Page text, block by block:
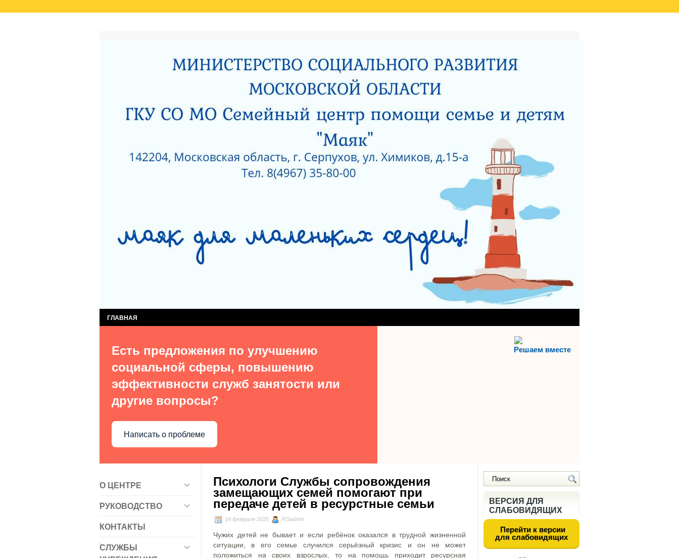
РОДИТЕЛЯМ О ПОЗИТИВНОМ МЫШЛЕНИИ РОДИТЕЛЯМ О ПОЗИТИВНОМ МЫШЛЕНИИ
АКТ ПРОВЕРКИ СЕРПУХОВСКОЙ ГОРОДСКОЙ ПРОКУРАТУРЫ САНИТАРНО — ЭПИДЕМИОЛОГИЧЕСКОЕ ЗАКЛЮЧЕНИЕ ВИДЕО
ПОЛОЖЕНИЕ О ПОПЕЧИТЕЛЬСКОМ СОВЕТЕ ПРИ ГКУСО МО «СЕРПУХОВСКИЙ ГОРОДСКОЙ СОЦИАЛЬНО-РЕАБИЛИТАЦИОННЫЙ ЦЕНТР ДЛЯ
ЗИМНИЕ ЗАБАВЫ ЧТО НУЖНО ЗНАТЬ О КОРРУПЦИИ ЛИЦЕНЗИЯ НА ОСУЩЕСТВЛЕНИЕ МЕДИЦИНСКОЙ ДЕЯТЕЛЬНОСТИ
КАК ЗАЩИТИТЬ РЕБЕНКА ОТ ПАДЕНИЯ ИЗ ОКНА? КАК ЗАЩИТИТЬ РЕБЕНКА ОТ ПАДЕНИЯ ИЗ ОКНА?
ЧТО НУЖНО ЗНАТЬ О КОРРУПЦИИ?
НЕЗАВИСИМАЯ ОЦЕНКА КАЧЕСТВА РАБОТЫ УЧРЕЖДЕНИЙ СОЦИАЛЬНОГО ОБСЛУЖИВАНИЯ, ПОДВЕДОМСТВЕННЫХ МИНИСТЕРСТВУ СОЦИАЛЬНОГО
ДОРОЖНАЯ КАРТА «ПО УЛУЧШЕНИЮ ОКАЗАНИЯ СОЦИАЛЬНЫХ УСЛУГ ПО РЕЗУЛЬТАТАМ НЕЗАВИСИМОЙ ОЦЕНКИ КАЧЕСТВА РАБОТЫ ГКУСО МО
«СЕРПУХОВСКИЙ ГОРОДСКОЙ СОЦИАЛЬНО-РЕАБИЛИТАЦИОННЫЙ ЦЕНТР ДЛЯ НЕСОВЕРШЕННОЛЕТНИХ» (2015 ГОД)
ЗАЩИТА ПРАВ ДЕТЕЙ
ПОРЯДОК ПОДАЧИ ОБРАЩЕНИЯ
СЛУЖБА КОМПЛЕКСНОЙ ПОМОЩИ ДЕТЯМ СЛУЖБА СОПРОВОЖДЕНИЯ ЗАМЕЩАЮЩИХ СЕМЕЙ #15513 (БЕЗ НАЗВАНИЯ)
СЛУЖБА ПОСТИНТЕРНАТНОГО СОПРОВОЖДЕНИЯ ВЫПУСКНИКОВ ИЗ ЧИСЛА ДЕТЕЙ-СИРОТ УЧАСТКОВАЯ СОЦИАЛЬНАЯ СЛУЖБА
ГЛАВНАЯ
Решаем вместе
Есть предложения по улучшению
социальной сферы, повышению
эффективности служб занятости или
другие вопросы?
Написать о проблеме
О ЦЕНТРЕ
РУКОВОДСТВО
КОНТАКТЫ
СЛУЖБЫ
Психологи Службы сопровождения
замещающих семей помогают при
передаче детей в ресурстные семьи
14 февраля 2025 RSadmin
Чужих детей не бывает и если ребёнок оказался в трудной жизненной
ситуации, в его семье случился серьёзный кризис и он не может
положиться на своих взрослых, то на помощь приходит ресурсная
ВЕРСИЯ ДЛЯ
СЛАБОВИДЯЩИХ
Перейти к версии
для слабовидящих